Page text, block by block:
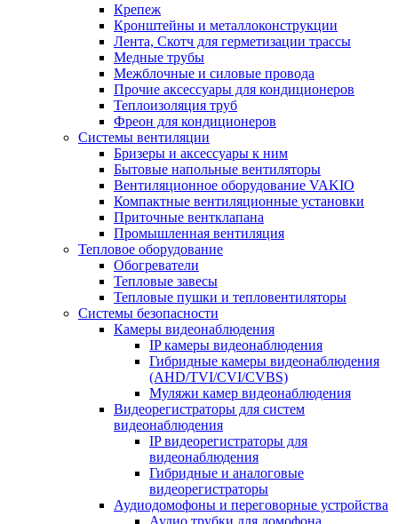
Крепеж
Кронштейны и металлоконструкции
Лента, Скотч для герметизации трассы
Медные трубы
Межблочные и силовые провода
Прочие аксессуары для кондиционеров
Теплоизоляция труб
Фреон для кондиционеров
Системы вентиляции
Бризеры и аксессуары к ним
Бытовые напольные вентиляторы
Вентиляционное оборудование VAKIO
Компактные вентиляционные установки
Приточные вентклапана
Промышленная вентиляция
Тепловое оборудование
Обогреватели
Тепловые завесы
Тепловые пушки и тепловентиляторы
Системы безопасности
Камеры видеонаблюдения
IP камеры видеонаблюдения
Гибридные камеры видеонаблюдения
(AHD/TVI/CVI/CVBS)
Муляжи камер видеонаблюдения
Видеорегистраторы для систем
видеонаблюдения
IP видеорегистраторы для
видеонаблюдения
Гибридные и аналоговые
видеорегистраторы
Аудиодомофоны и переговорные устройства